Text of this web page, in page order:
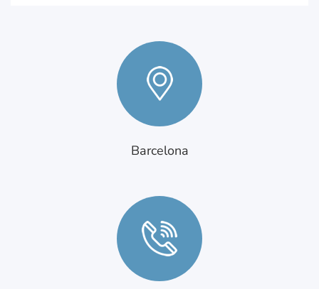
Barcelona